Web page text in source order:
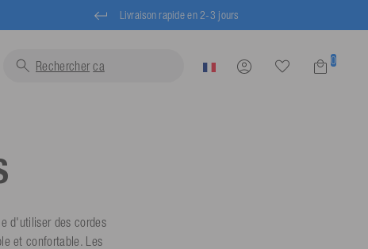
Livraison rapide en 2-3 jours
Rechercher gilets... 0
d'utiliser des cordes
et confortable. Les